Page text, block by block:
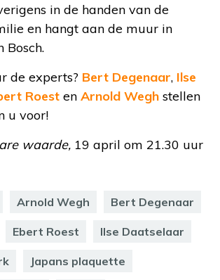
in de handen van de
en hangt aan de muur in
Bosch.
de experts? Bert Degenaar, Ilse
Roest en Arnold Wegh stellen
u voor!
waarde, 19 april om 21.30 uur
Arnold Wegh Bert Degenaar
Ebert Roest Ilse Daatselaar
Japans plaquette